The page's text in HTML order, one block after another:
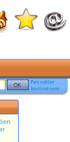
Pass oublier
Inscrivez-vous